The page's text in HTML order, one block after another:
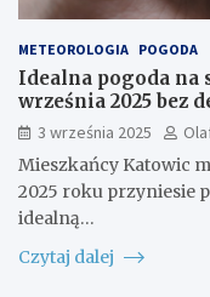
METEOROLOGIA POGODA
Idealna pogoda na
września 2025 bez
3 września 2025
Mieszkańcy Katowic
2025 roku przyniesie
idealną…
Czytaj dalej